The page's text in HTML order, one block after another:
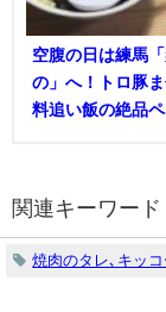
空腹の日は練馬
の」へ！トロ豚
料追い飯の絶品
関連キーワード
焼肉のタレ､キッコ